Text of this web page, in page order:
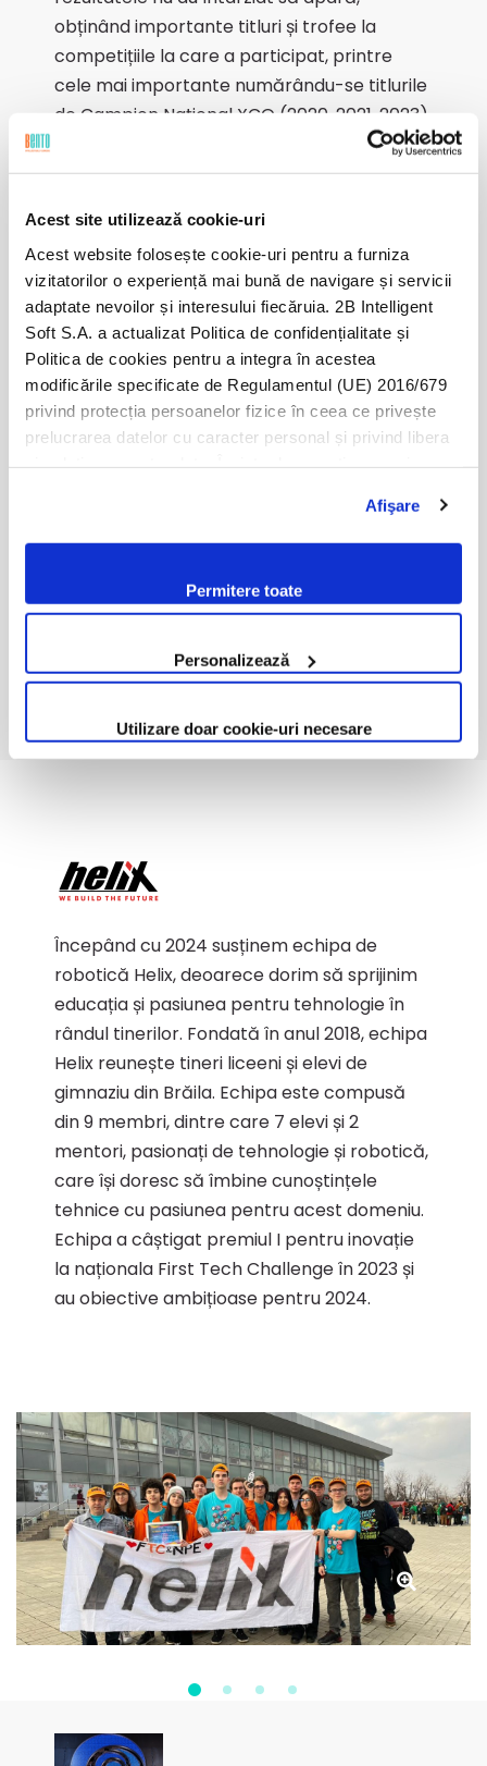
Acest site utilizează cookie-uri
Acest website folosește cookie-uri pentru a furniza
vizitatorilor o experiență mai bună de navigare și servicii
adaptate nevoilor și interesului fiecăruia. 2B Intelligent
Soft S.A. a actualizat Politica de confidențialitate și
Politica de cookies pentru a integra în acestea
modificările specificate de Regulamentul (UE) 2016/679
privind protecția persoanelor fizice în ceea ce privește
prelucrarea datelor cu caracter personal și privind libera
politici. Prin continuarea navigării pe website-ul nostru,
confirmi acceptarea utilizării fişierelor de tip cookie
modificate oricând, urmând indicațiile din Politica de
Cookie.
Afişare
Permitere toate
Personalizează
Utilizare doar cookie-uri necesare
obținând importante titluri și trofee la
competițiile la care a participat, printre
cele mai importante numărându-se titlurile
de Campion Național XCO (2020, 2021, 2023)
și Campion Balcanic la Mountainbike XCO
(2021), Campion Național la Ciclocross (2019
2022, 2024) câștigător al Cupei României
(2021, 2022), precum și vicecampion în Cupa
României (2019, 2022, 2023, 2024).
Începând cu 2024 susținem echipa de
robotică Helix, deoarece dorim să sprijinim
educația și pasiunea pentru tehnologie în
rândul tinerilor. Fondată în anul 2018, echipa
Helix reunește tineri liceeni și elevi de
gimnaziu din Brăila. Echipa este compusă
din 9 membri, dintre care 7 elevi și 2
mentori, pasionați de tehnologie și robotică,
care își doresc să îmbine cunoștințele
tehnice cu pasiunea pentru acest domeniu.
Echipa a câștigat premiul I pentru inovație
la naționala First Tech Challenge în 2023 și
au obiective ambițioase pentru 2024.